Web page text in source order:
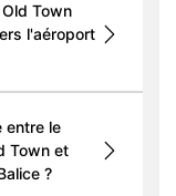
Town
l'aéroport
entre le
Town et
?